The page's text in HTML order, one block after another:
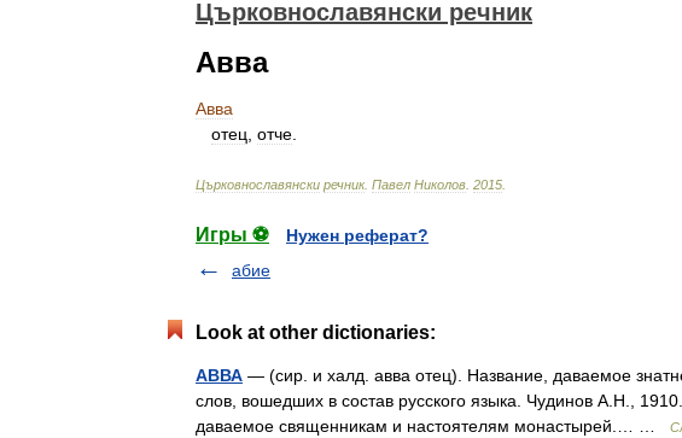
Църковнославянски речник
Авва
Авва
отец отче
Църковнославянски речник. Павел Николов 2015
Игры ⚽
Нужен реферат?
абие
Look at other dictionaries:
АВВА — (сир. и халд. авва отец). Название, даваемое
слов, вошедших в состав русского языка. Чудинов А.Н.,
даваемое священникам и настоятелям монастырей.… …